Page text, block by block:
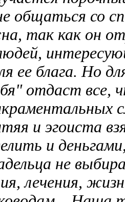
общаться со
так как он
ее блага. Но
отдаст
и эгоиста
и
не
лечения,